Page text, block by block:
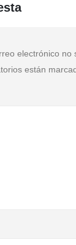
electrónico no
están